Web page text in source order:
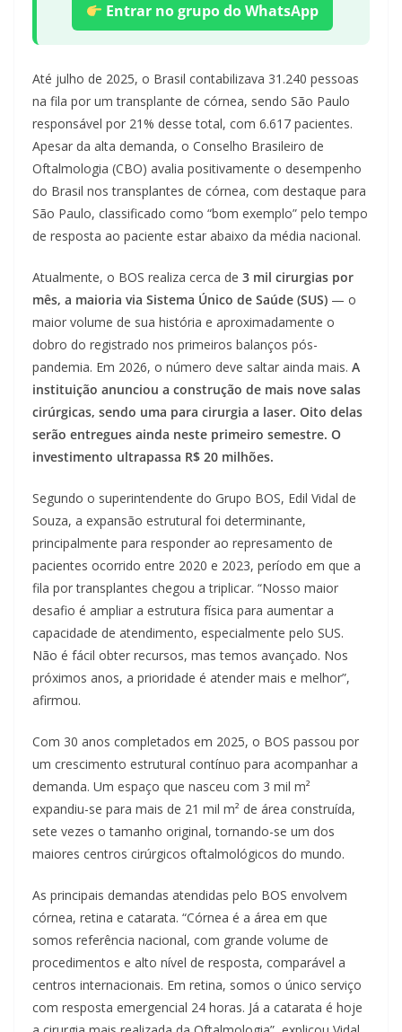
Entrar no grupo do WhatsApp
Até julho de 2025, o Brasil contabilizava 31.240 pessoas
na fila por um transplante de córnea, sendo São Paulo
responsável por 21% desse total, com 6.617 pacientes.
Apesar da alta demanda, o Conselho Brasileiro de
Oftalmologia (CBO) avalia positivamente o desempenho
do Brasil nos transplantes de córnea, com destaque para
São Paulo, classificado como “bom exemplo” pelo tempo
de resposta ao paciente estar abaixo da média nacional.
Atualmente, o BOS realiza cerca de 3 mil cirurgias por
mês, a maioria via Sistema Único de Saúde (SUS) — o
maior volume de sua história e aproximadamente o
dobro do registrado nos primeiros balanços pós-
pandemia. Em 2026, o número deve saltar ainda mais. A
instituição anunciou a construção de mais nove salas
cirúrgicas, sendo uma para cirurgia a laser. Oito delas
serão entregues ainda neste primeiro semestre. O
investimento ultrapassa R$ 20 milhões.
Segundo o superintendente do Grupo BOS, Edil Vidal de
Souza, a expansão estrutural foi determinante,
principalmente para responder ao represamento de
pacientes ocorrido entre 2020 e 2023, período em que a
fila por transplantes chegou a triplicar. “Nosso maior
desafio é ampliar a estrutura física para aumentar a
capacidade de atendimento, especialmente pelo SUS.
Não é fácil obter recursos, mas temos avançado. Nos
próximos anos, a prioridade é atender mais e melhor”,
afirmou.
Com 30 anos completados em 2025, o BOS passou por
um crescimento estrutural contínuo para acompanhar a
demanda. Um espaço que nasceu com 3 mil m²
expandiu-se para mais de 21 mil m² de área construída,
sete vezes o tamanho original, tornando-se um dos
maiores centros cirúrgicos oftalmológicos do mundo.
As principais demandas atendidas pelo BOS envolvem
córnea, retina e catarata. “Córnea é a área em que
somos referência nacional, com grande volume de
procedimentos e alto nível de resposta, comparável a
centros internacionais. Em retina, somos o único serviço
com resposta emergencial 24 horas. Já a catarata é hoje